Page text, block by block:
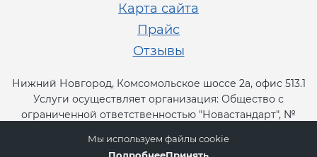
Карта сайта
Прайс
Отзывы
Нижний Новгород, Комсомольское шоссе 2а, офис 513.1
Услуги осуществляет организация: Общество с
ограниченной ответственностью "Новастандарт", №
Мы используем файлы cookie